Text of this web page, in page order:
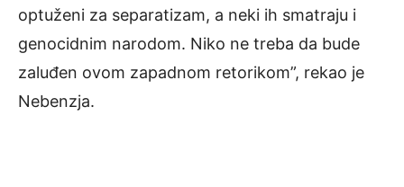
optuženi za separatizam, a neki ih smatraju i
genocidnim narodom. Niko ne treba da bude
zaluđen ovom zapadnom retorikom”, rekao je
Nebenzja.